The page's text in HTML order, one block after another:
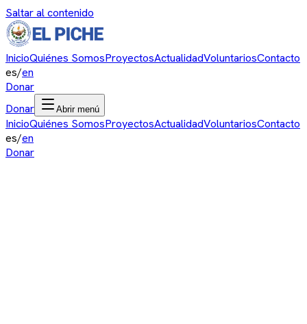
Saltar al contenido
InicioQuiénes SomosProyectosActualidadVoluntariosContacto
es/en
Donar
Donar
Abrir menú
InicioQuiénes SomosProyectosActualidadVoluntariosContacto
es/en
Donar